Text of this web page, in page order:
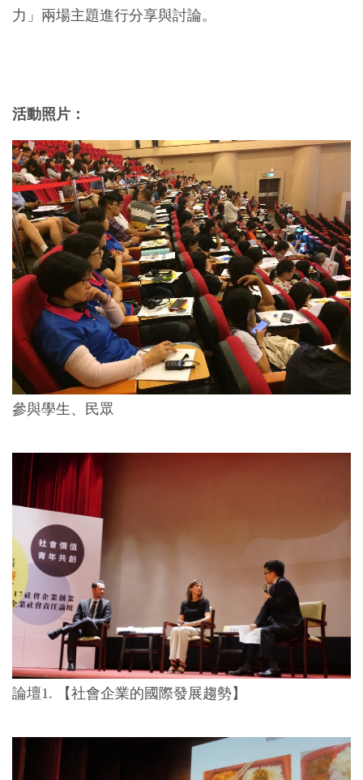
力」兩場主題進行分享與討論。
活動照片：
參與學生、民眾
論壇1. 【社會企業的國際發展趨勢】